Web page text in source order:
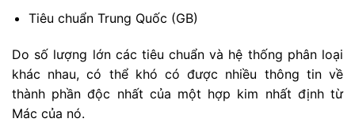
Tiêu chuẩn Trung Quốc (GB)
Do số lượng lớn các tiêu chuẩn và hệ thống phân loại
khác nhau, có thể khó có được nhiều thông tin về
thành phần độc nhất của một hợp kim nhất định từ
Mác của nó.